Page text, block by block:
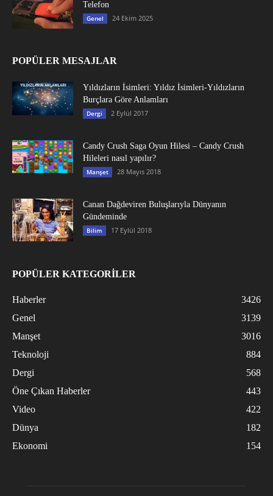
Telefon
Genel 24 Ekim 2025
POPÜLER MESAJLAR
Yıldızların İsimleri: Yıldız İsimleri-Yıldızların
Burçlara Göre Anlamları
Dergi 2 Eylül 2017
Candy Crush Saga Oyun Hilesi – Candy Crush
Hileleri nasıl yapılır?
Manşet 28 Mayıs 2018
Canan Dağdeviren Buluşlarıyla Dünyanın
Gündeminde
Bilim 17 Eylül 2018
POPÜLER KATEGORİLER
Haberler
3426
Genel
3139
Manşet
3016
Teknoloji
884
Dergi
568
Öne Çıkan Haberler
443
Video
422
Dünya
182
Ekonomi
154